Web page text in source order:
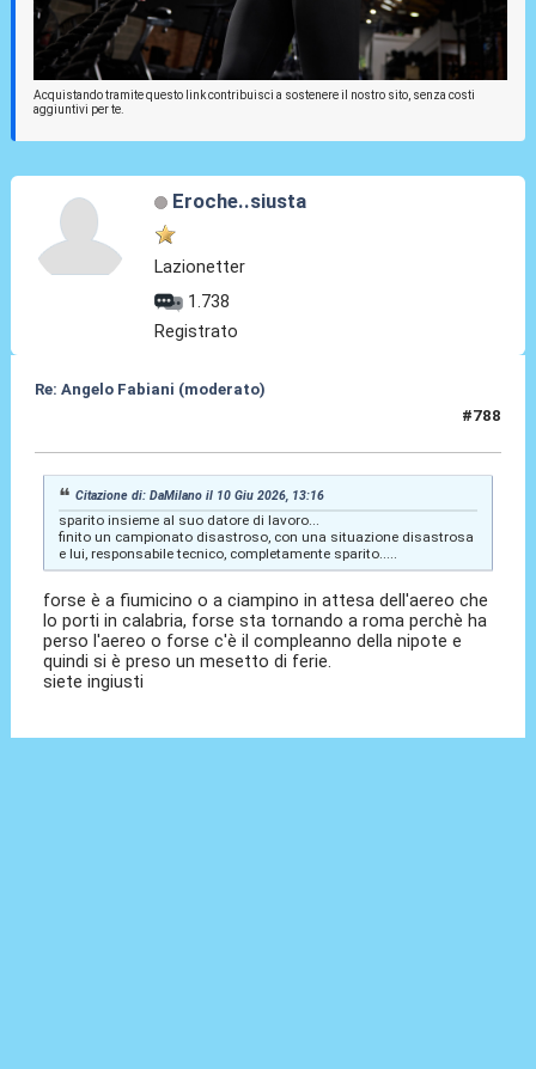
Acquistando tramite questo link contribuisci a sostenere il nostro sito, senza costi
aggiuntivi per te.
Eroche..siusta
Lazionetter
1.738
Registrato
Re: Angelo Fabiani (moderato)
#788
Citazione di: DaMilano il 10 Giu 2026, 13:16
sparito insieme al suo datore di lavoro...
finito un campionato disastroso, con una situazione disastrosa
e lui, responsabile tecnico, completamente sparito.....
forse è a fiumicino o a ciampino in attesa dell'aereo che
lo porti in calabria, forse sta tornando a roma perchè ha
perso l'aereo o forse c'è il compleanno della nipote e
quindi si è preso un mesetto di ferie.
siete ingiusti